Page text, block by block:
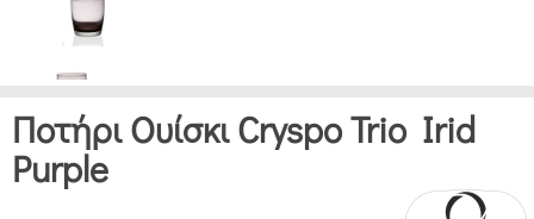
Ποτήρι Ουίσκι Cryspo Trio Irid
Purple